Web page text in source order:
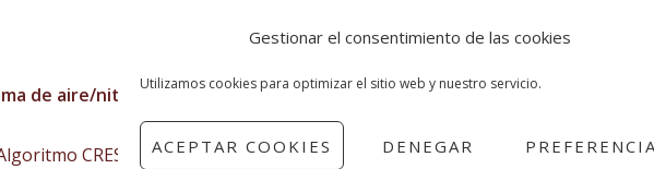
Gestionar el consentimiento de las cookies
Utilizamos cookies para optimizar el sitio web y nuestro servicio.
ACEPTAR COOKIES DENEGAR
de aire/nitrox:
CRESSI RGBM